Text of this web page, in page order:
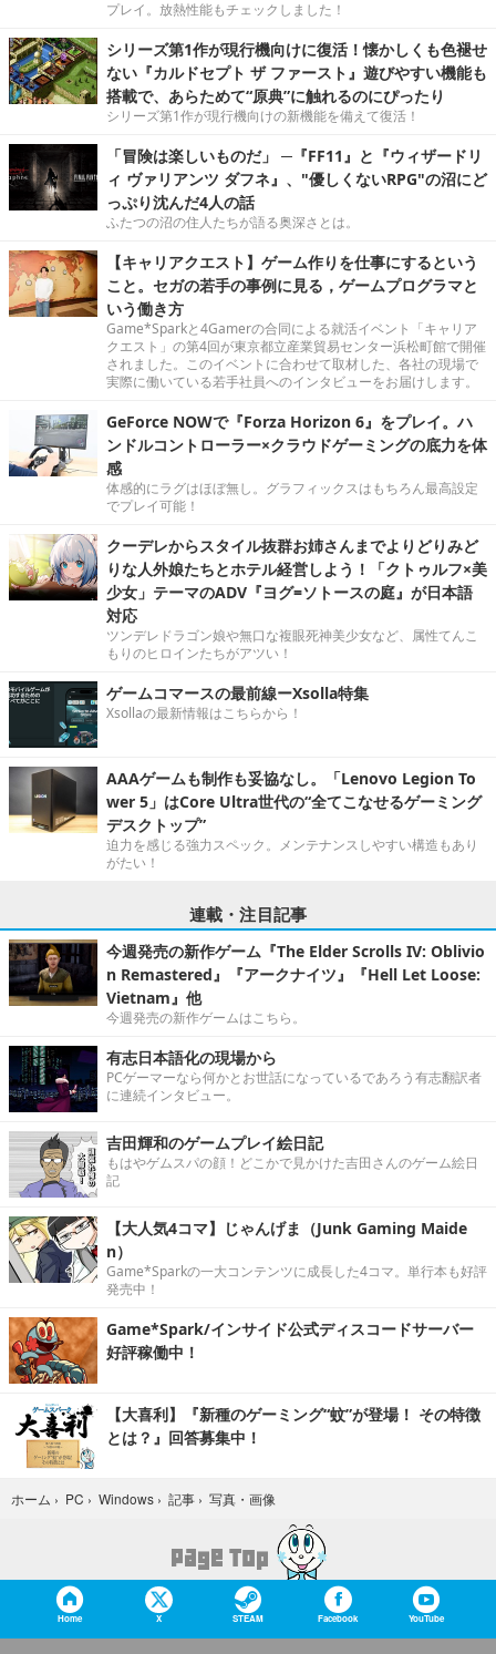
プレイ。放熱性能もチェックしました！
シリーズ第1作が現行機向けに復活！懐かしくも色褪せ
ない『カルドセプト ザ ファースト』遊びやすい機能も
搭載で、あらためて“原典”に触れるのにぴったり
シリーズ第1作が現行機向けの新機能を備えて復活！
「冒険は楽しいものだ」 ─『FF11』と『ウィザードリ
ィ ヴァリアンツ ダフネ』、"優しくないRPG"の沼にど
っぷり沈んだ4人の話
ふたつの沼の住人たちが語る奥深さとは。
【キャリアクエスト】ゲーム作りを仕事にするという
こと。セガの若手の事例に見る，ゲームプログラマと
いう働き方
Game*Sparkと4Gamerの合同による就活イベント「キャリア
クエスト」の第4回が東京都立産業貿易センター浜松町館で開催
されました。このイベントに合わせて取材した、各社の現場で
実際に働いている若手社員へのインタビューをお届けします。
GeForce NOWで『Forza Horizon 6』をプレイ。ハ
ンドルコントローラー×クラウドゲーミングの底力を体
感
体感的にラグはほぼ無し。グラフィックスはもちろん最高設定
でプレイ可能！
クーデレからスタイル抜群お姉さんまでよりどりみど
りな人外娘たちとホテル経営しよう！「クトゥルフ×美
少女」テーマのADV『ヨグ=ソトースの庭』が日本語
対応
ツンデレドラゴン娘や無口な複眼死神美少女など、属性てんこ
もりのヒロインたちがアツい！
ゲームコマースの最前線ーXsolla特集
Xsollaの最新情報はこちらから！
AAAゲームも制作も妥協なし。「Lenovo Legion To
wer 5」はCore Ultra世代の“全てこなせるゲーミング
デスクトップ”
迫力を感じる強力スペック。メンテナンスしやすい構造もあり
がたい！
連載・注目記事
今週発売の新作ゲーム『The Elder Scrolls IV: Oblivio
n Remastered』『アークナイツ』『Hell Let Loose:
Vietnam』他
今週発売の新作ゲームはこちら。
有志日本語化の現場から
PCゲーマーなら何かとお世話になっているであろう有志翻訳者
に連続インタビュー。
吉田輝和のゲームプレイ絵日記
もはやゲムスパの顔！どこかで見かけた吉田さんのゲーム絵日
記
【大人気4コマ】じゃんげま（Junk Gaming Maide
n）
Game*Sparkの一大コンテンツに成長した4コマ。単行本も好評
発売中！
Game*Spark/インサイド公式ディスコードサーバー
好評稼働中！
【大喜利】『新種のゲーミング“蚊”が登場！ その特徴
とは？』回答募集中！
ホーム › PC › Windows › 記事 › 写真・画像
Home X STEAM Facebook YouTube